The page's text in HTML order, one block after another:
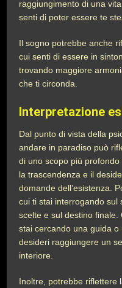
raggiungimento di una
senti di poter essere te
Il sogno potrebbe anche
cui senti di essere in
trovando maggiore
che ti circonda.
Interpretazione
Dal punto di vista della
andare in paradiso può
di uno scopo più
la trascendenza e il
domande dell’esistenza.
cui ti stai interrogando sul
scelte e sul destino
stai cercando una guida
desideri raggiungere un
interiore.
Inoltre, potrebbe riflettere